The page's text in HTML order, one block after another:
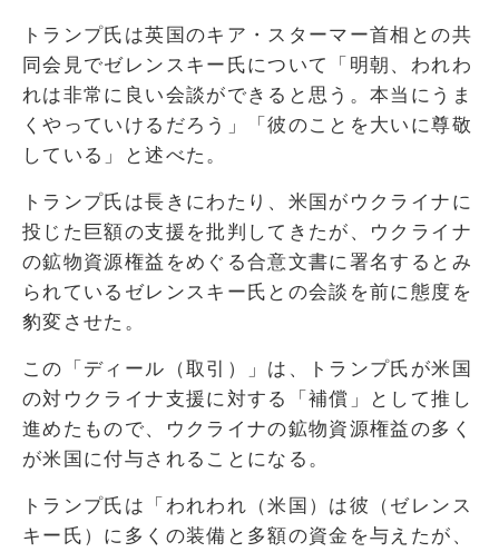
トランプ氏は英国のキア・スターマー首相との共
同会見でゼレンスキー氏について「明朝、われわ
れは非常に良い会談ができると思う。本当にうま
くやっていけるだろう」「彼のことを大いに尊敬
している」と述べた。
トランプ氏は長きにわたり、米国がウクライナに
投じた巨額の支援を批判してきたが、ウクライナ
の鉱物資源権益をめぐる合意文書に署名するとみ
られているゼレンスキー氏との会談を前に態度を
豹変させた。
この「ディール（取引）」は、トランプ氏が米国
の対ウクライナ支援に対する「補償」として推し
進めたもので、ウクライナの鉱物資源権益の多く
が米国に付与されることになる。
トランプ氏は「われわれ（米国）は彼（ゼレンス
キー氏）に多くの装備と多額の資金を与えたが、